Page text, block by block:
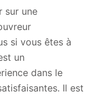
sur une
si vous êtes à
un
dans le
Il est